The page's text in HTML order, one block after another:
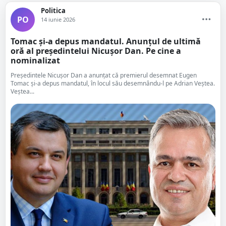
PO
Politica
14 iunie 2026
Tomac și-a depus mandatul. Anunțul de ultimă
oră al președintelui Nicușor Dan. Pe cine a
nominalizat
Preşedintele Nicuşor Dan a anunţat că premierul desemnat Eugen
Tomac şi-a depus mandatul, în locul său desemnându-l pe Adrian Veştea.
Veştea...